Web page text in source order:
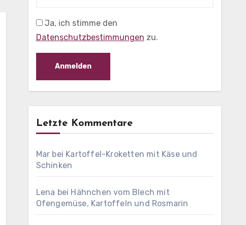
Ja, ich stimme den
Datenschutzbestimmungen zu.
Letzte Kommentare
Mar bei Kartoffel-Kroketten mit Käse und
Schinken
Lena bei Hähnchen vom Blech mit
Ofengemüse, Kartoffeln und Rosmarin